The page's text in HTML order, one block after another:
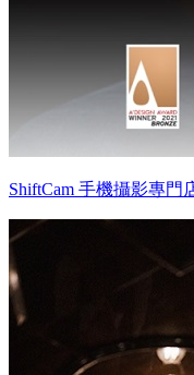
ShiftCam 手機攝影專門